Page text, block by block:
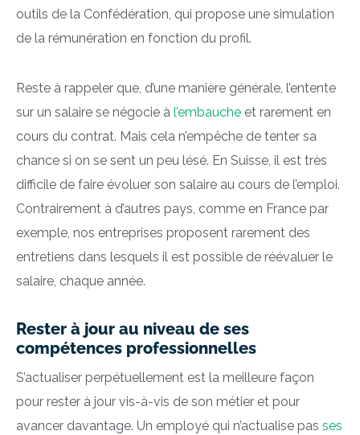
outils de la Confédération, qui propose une simulation
de la rémunération en fonction du profil.
Reste à rappeler que, d’une manière générale, l’entente
sur un salaire se négocie à l’embauche et rarement en
cours du contrat. Mais cela n’empêche de tenter sa
chance si on se sent un peu lésé. En Suisse, il est très
difficile de faire évoluer son salaire au cours de l’emploi.
Contrairement à d’autres pays, comme en France par
exemple, nos entreprises proposent rarement des
entretiens dans lesquels il est possible de réévaluer le
salaire, chaque année.
Rester à jour au niveau de ses
compétences professionnelles
S’actualiser perpétuellement est la meilleure façon
pour rester à jour vis-à-vis de son métier et pour
avancer davantage. Un employé qui n’actualise pas ses